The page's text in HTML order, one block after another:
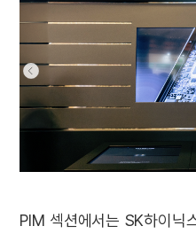
PIM 섹션에서는 SK하이닉